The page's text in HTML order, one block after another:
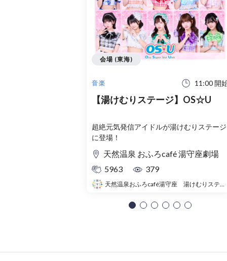
音楽 11:00 開
【湯けむりステージ】OS☆U
超絶元気発信アイドルが湯けむりステージ
に登場！
天然温泉 おふろcafé 湯守座劇場
5963
379
天然温泉おふろcafé湯守座 湯けむりステージ
会場 (東海)